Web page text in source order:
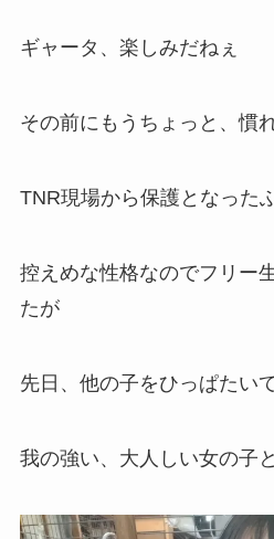
ギャータ、楽しみだねぇ
その前にもうちょっと、慣
TNR現場から保護となった
控えめな性格なのでフリー
たが
先日、他の子をひっぱたい
我の強い、大人しい女の子